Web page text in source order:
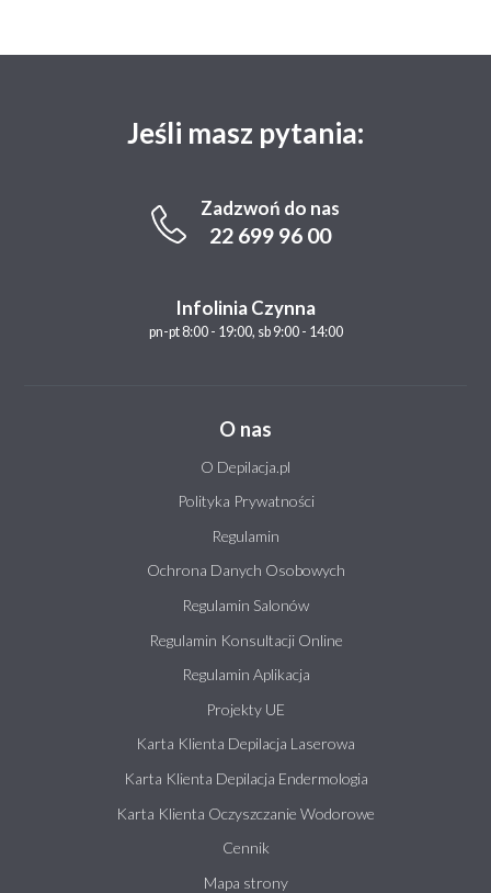
Jeśli masz pytania:
Zadzwoń do nas
22 699 96 00
Infolinia Czynna
pn-pt 8:00 - 19:00, sb 9:00 - 14:00
O nas
O Depilacja.pl
Polityka Prywatności
Regulamin
Ochrona Danych Osobowych
Regulamin Salonów
Regulamin Konsultacji Online
Regulamin Aplikacja
Projekty UE
Karta Klienta Depilacja Laserowa
Karta Klienta Depilacja Endermologia
Karta Klienta Oczyszczanie Wodorowe
Cennik
Mapa strony